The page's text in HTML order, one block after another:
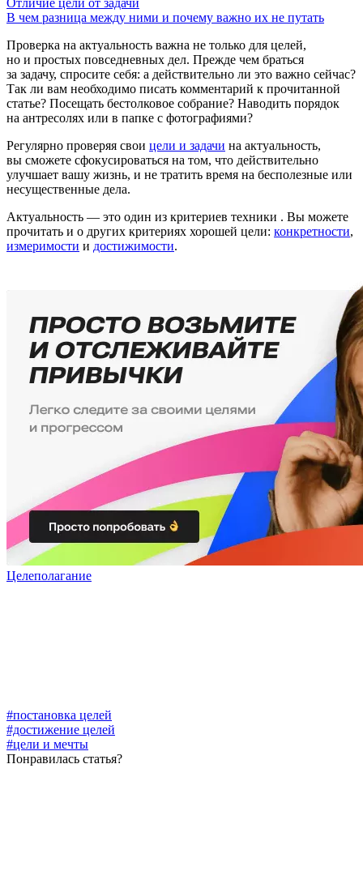
Отличие цели от задачи
В чем разница между ними и почему важно их не путать
Проверка на актуальность важна не только для целей,
но и простых повседневных дел. Прежде чем браться
за задачу, спросите себя: а действительно ли это важно сейчас?
Так ли вам необходимо писать комментарий к прочитанной
статье? Посещать бестолковое собрание? Наводить порядок
на антресолях или в папке с фотографиями?
Регулярно проверяя свои цели и задачи на актуальность,
вы сможете сфокусироваться на том, что действительно
улучшает вашу жизнь, и не тратить время на бесполезные или
несущественные дела.
Актуальность — это один из критериев техники . Вы можете
прочитать и о других критериях хорошей цели: конкретности,
измеримости и достижимости.
Целеполагание
#постановка целей
#достижение целей
#цели и мечты
Понравилась статья?